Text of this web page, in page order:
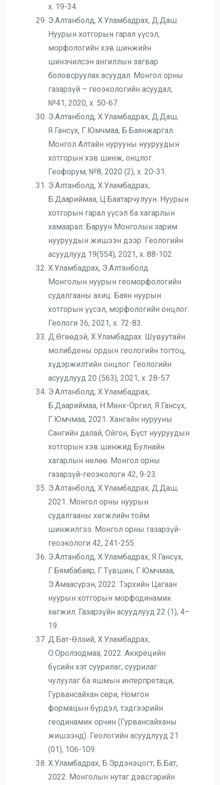
х. 19-34.
Э.Алтанболд, Х.Уламбадрах, Д.Даш.
Нуурын хотгорын гарал үүсэл,
морфологийн хэв шинжийн
шинэчилсэн ангиллын загвар
боловсруулах асуудал. Монгол орны
газарзүй – геоэкологийн асуудал,
№41, 2020, х. 50-67.
Э.Алтанболд, Х.Уламбадрах, Д.Даш,
Я.Гансүх, Г.Юмчмаа, Б.Баянжаргал.
Монгол Алтайн нурууны нууруудын
хотгорын хэв шинж, онцлог.
Геофорум, №8, 2020 (2), х. 20-31.
Э.Алтанболд, Х.Уламбадрах,
Б.Даариймаа, Ц.Баатарчулуун. Нуурын
хотгорын гарал үүсэл ба хагарлын
хамаарал: Баруун Монголын зарим
нууруудын жишээн дээр. Геологийн
асуудлууд 19(554), 2021, х. 88-102.
Х.Уламбадрах, Э.Алтанболд.
Монголын нуурын геоморфологийн
судалгааны ахиц: Баян нуурын
хотгорын үүсэл, морфологийн онцлог.
Геологи 36, 2021, х. 72-83.
Д.Өгөөдэй, Х.Уламбадрах. Шувуутайн
молибдены ордын геологийн тогтоц,
хүдэржилтийн онцлог. Геологийн
асуудлууд 20 (563), 2021, х. 28-57.
Э.Алтанболд, Х.Уламбадрах,
Б.Даариймаа, Н.Мөнх-Оргил, Я.Гансүх,
Г.Юмчмаа, 2021. Хангайн нурууны
Сангийн далай, Ойгон, Бүст нууруудын
хотгорын хэв шинжид Булнайн
хагарлын нөлөө. Монгол орны
газарзүй-геоэкологи 42, 9-23.
Э.Алтанболд, Х.Уламбадрах, Д.Даш,
2021. Монгол орны нуурын
судалгааны хөгжлийн тойм
шинжилгээ. Монгол орны газарзүй-
геоэкологи 42, 241-255.
Э.Алтанболд, Х.Уламбадрах, Я.Гансүх,
Г.Бямбабаяр, Г.Түвшин, Г.Юмчмаа,
Э.Амаасүрэн, 2022. Тэрхийн Цагаан
нуурын хотгорын морфодинамик
хөгжил. Газарзүйн асуудлууд 22 (1), 4–
19.
Д.Бат-Өлзий, Х.Уламбадрах,
О.Оролзодмаа, 2022. Аккрецийн
бүсийн хэт суурилаг, суурилаг
чулуулаг ба яшмын интерпретаци,
Гурвансайхан сери, Номгон
формацын бүрдэл, тэдгээрийн
геодинамик орчин (Гурвансайханы
жишээнд). Геологийн асуудлууд 21
(01), 106-109.
Х.Уламбадрах, Б.Эрдэнэцогт, Б.Бат,
2022. Монголын нутаг дэвсгэрийн